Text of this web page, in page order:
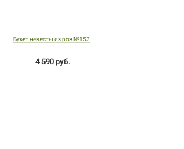
Букет невесты из роз №153
4 590 руб.